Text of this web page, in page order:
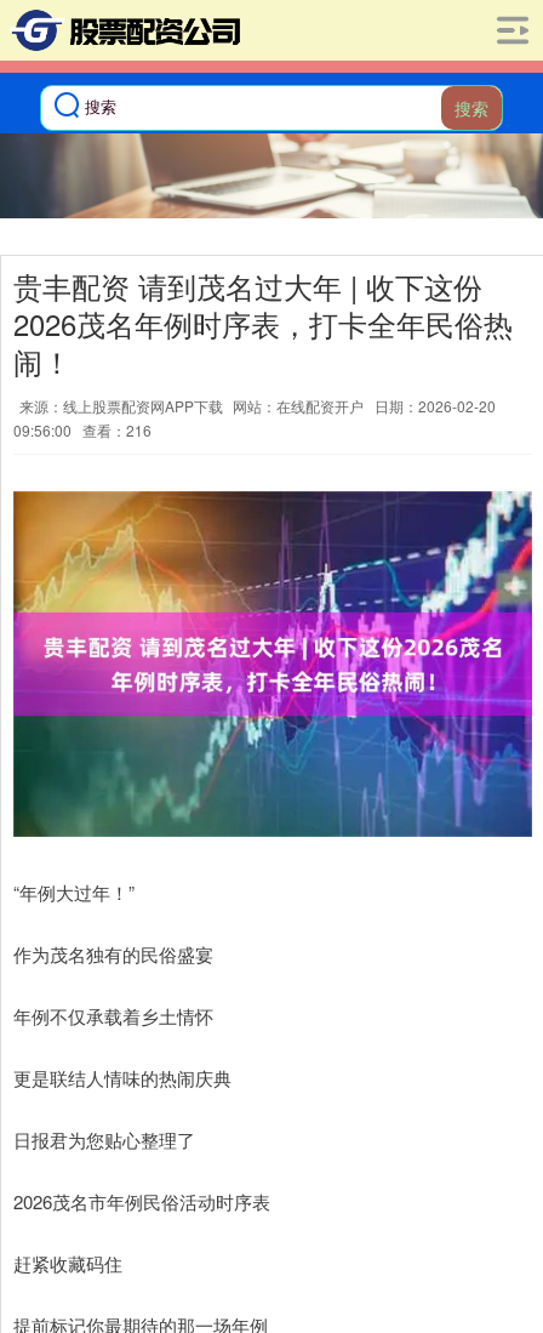
搜索
贵丰配资 请到茂名过大年 | 收下这份
2026茂名年例时序表，打卡全年民俗热
闹！
来源：线上股票配资网APP下载 网站：在线配资开户
日期：2026-02-20
09:56:00 查看：216
“年例大过年！”
作为茂名独有的民俗盛宴
年例不仅承载着乡土情怀
更是联结人情味的热闹庆典
日报君为您贴心整理了
2026茂名市年例民俗活动时序表
赶紧收藏码住
提前标记你最期待的那一场年例